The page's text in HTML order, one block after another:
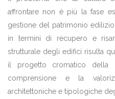
affrontare non è più la fase
gestione del patrimonio
in termini di recupero e
strutturale degli edifici risulta
il progetto cromatico della
comprensione e la
architettoniche e tipologiche